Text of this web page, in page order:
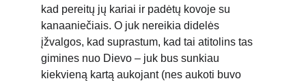
kad pereitų jų kariai ir padėtų kovoje su
kanaaniečiais. O juk nereikia didelės
įžvalgos, kad suprastum, kad tai atitolins tas
gimines nuo Dievo – juk bus sunkiau
kiekvieną kartą aukojant (nes aukoti buvo